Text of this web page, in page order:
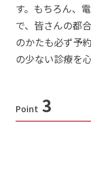
す。もちろん、
で、皆さんの都
のかたも必ず予
の少ない診療を
Point 3